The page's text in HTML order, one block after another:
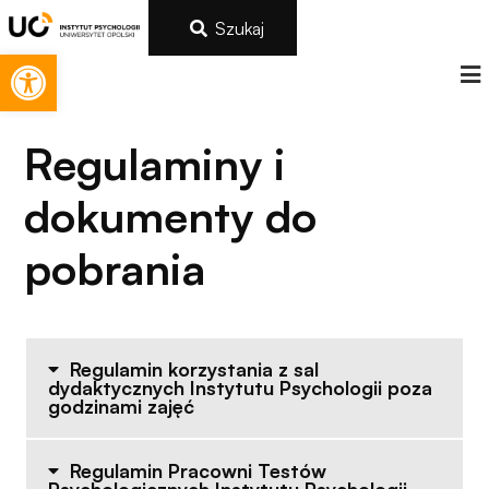
Otwórz pasek narzędzi
Szukaj
Regulaminy i
dokumenty do
pobrania
Regulamin korzystania z sal
dydaktycznych Instytutu Psychologii poza
godzinami zajęć
Regulamin Pracowni Testów
Konieczne
Te pliki cookie
one potrzebne